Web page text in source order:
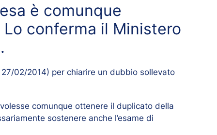
è comunque
conferma il Ministero
02/2014) per chiarire un dubbio sollevato
comunque ottenere il duplicato della
sostenere anche l’esame di